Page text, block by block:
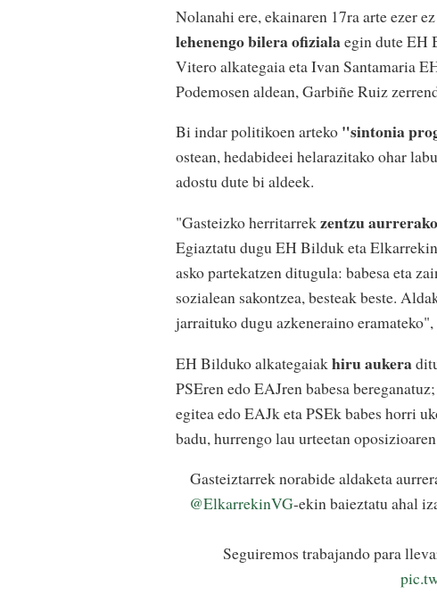
Nolanahi ere, ekainaren 17ra arte ezer
lehenengo bilera ofizialaegin dute EH
Vitero alkategaia eta Ivan Santamaria
Podemosen aldean, Garbiñe Ruiz
Bi indar politikoen arteko "sintonia
ostean, hedabideei helarazitako ohar
adostu dute bi aldeek.
"Gasteizko herritarrekzentzu
Egiaztatu dugu EH Bilduk eta
asko partekatzen ditugula: babesa eta
sozialean sakontzea, besteak beste.
jarraituko dugu azkeneraino
EH Bilduko alkategaiakhiru aukera
PSEren edo EAJren babesa
egitea edo EAJk eta PSEk babes horri
badu, hurrengo lau urteetan
Gasteiztarrek norabide aldaketa
@ElkarrekinVG-ekin baieztatu ahal
Seguiremos trabajando para